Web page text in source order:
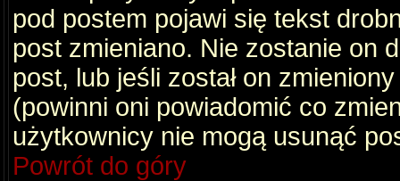
pod postem pojawi się tekst
post zmieniano. Nie zostanie on
post, lub jeśli został on
(powinni oni powiadomić co
użytkownicy nie mogą usunąć
Powrót do góry